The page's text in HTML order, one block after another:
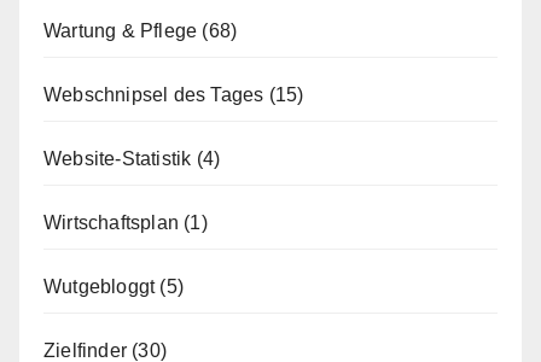
Wartung & Pflege (68)
Webschnipsel des Tages (15)
Website-Statistik (4)
Wirtschaftsplan (1)
Wutgebloggt(5)
Zielfinder (30)